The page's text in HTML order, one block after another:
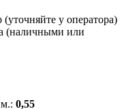
у оператора)
(наличными или
0,55